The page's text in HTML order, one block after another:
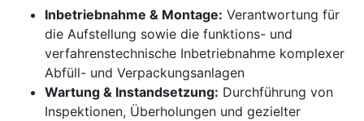
Inbetriebnahme & Montage: Verantwortung für
die Aufstellung sowie die funktions- und
verfahrenstechnische Inbetriebnahme komplexer
Abfüll- und Verpackungsanlagen
Wartung & Instandsetzung: Durchführung von
Inspektionen, Überholungen und gezielter